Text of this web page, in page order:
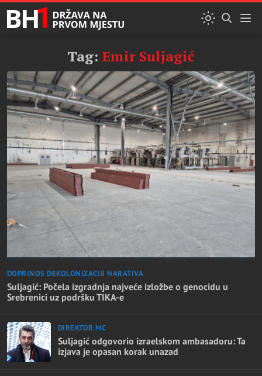
Tag: Emir Suljagić
DOPRINOS DEKOLONIZACIJI NARATIVA
Suljagić: Počela izgradnja najveće izložbe o genocidu u
Srebrenici uz podršku TIKA-e
DIREKTOR MC
Suljagić odgovorio izraelskom ambasadoru: Ta
izjava je opasan korak unazad